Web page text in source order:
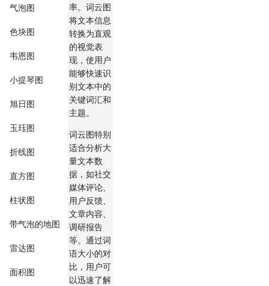
气泡图
色块图
韦恩图
小提琴图
旭日图
玉珏图
折线图
直方图
柱状图
带气泡的地图
雷达图
面积图
率。词云图
将文本信息
转换为直观
的视觉表
现，使用户
能够快速识
别文本中的
关键词汇和
主题。
词云图特别
适合分析大
量文本数
据，如社交
媒体评论、
用户反馈、
文章内容、
调研报告
等。通过词
语大小的对
比，用户可
以迅速了解